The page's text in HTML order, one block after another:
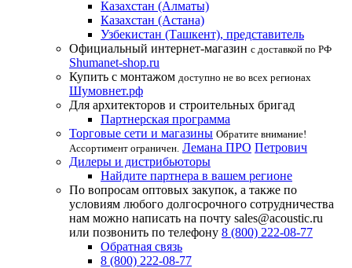
Казахстан (Алматы)
Казахстан (Астана)
Узбекистан (Ташкент), представитель
Официальный интернет-магазин с доставкой по РФ
Shumanet-shop.ru
Купить с монтажом доступно не во всех регионах
Шумовнет.рф
Для архитекторов и строительных бригад
Партнерская программа
Торговые сети и магазины Обратите внимание!
Ассортимент ограничен. Лемана ПРО Петрович
Дилеры и дистрибьюторы
Найдите партнера в вашем регионе
По вопросам оптовых закупок, а также по
условиям любого долгосрочного сотрудничества
нам можно написать на почту sales@acoustic.ru
или позвонить по телефону 8 (800) 222-08-77
Обратная связь
8 (800) 222-08-77